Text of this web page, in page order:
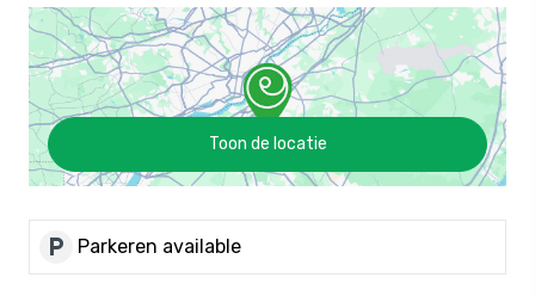
Toon de locatie
local_parking Parkeren available